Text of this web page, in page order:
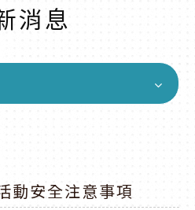
消息
動安全注意事項